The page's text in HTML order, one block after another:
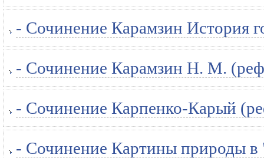
- Сочинение Карамзин История
- Сочинение Карамзин Н. М.
- Сочинение Карпенко-Карый
- Сочинение Картины природы в